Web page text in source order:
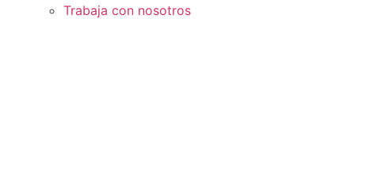
Trabaja con nosotros